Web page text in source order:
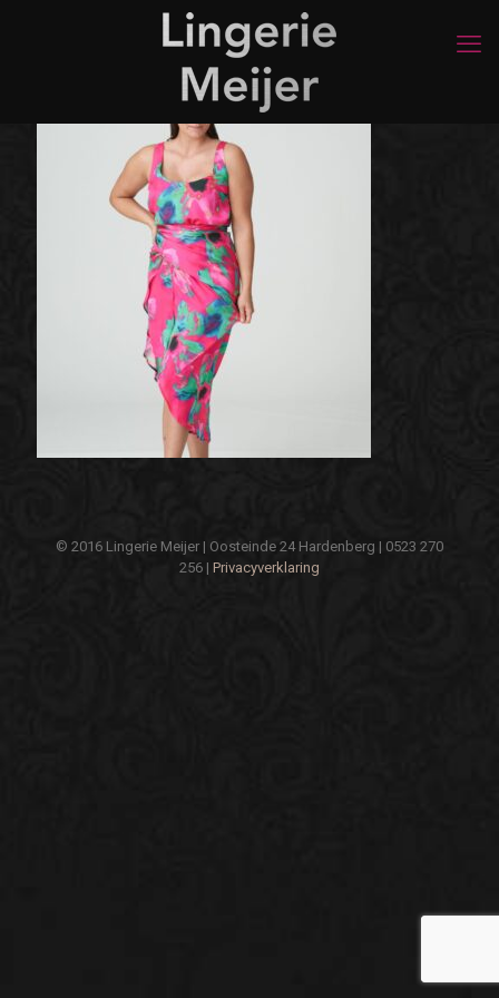
© 2016 Lingerie Meijer | Oosteinde 24 Hardenberg | 0523 270
256 | Privacyverklaring